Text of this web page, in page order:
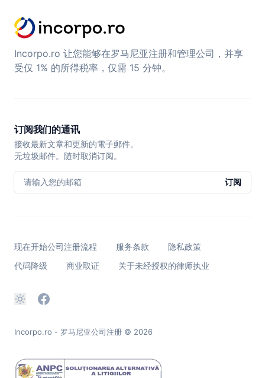
Incorpo.ro 让您能够在罗马尼亚注册和管理公司，并享
受仅 1% 的所得税率，仅需 15 分钟。
订阅我们的通讯
接收最新文章和更新的電子郵件。
无垃圾邮件。随时取消订阅。
请输入您的邮箱 订阅
现在开始公司注册流程 服务条款
隐私政策
代码降级
商业取证 关于未经授权的律师执业
Incorpo.ro - 罗马尼亚公司注册 © 2026